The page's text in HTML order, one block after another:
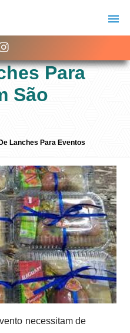
Para
São
Lanches Para Eventos
necessitam de